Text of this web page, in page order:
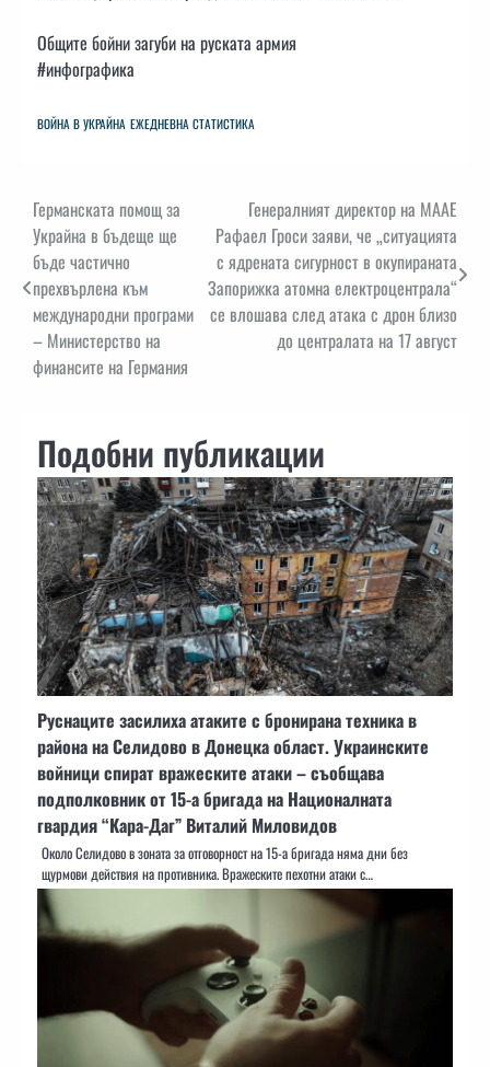
Общите бойни загуби на руската армия
#инфографика
ВОЙНА В УКРАЙНА ЕЖЕДНЕВНА СТАТИСТИКА
Навигация
Германската помощ за
Украйна в бъдеще ще
бъде частично
прехвърлена към
международни програми
– Министерство на
финансите на Германия
Генералният директор на МААЕ
Рафаел Гроси заяви, че „ситуацията
с ядрената сигурност в окупираната
Запорижка атомна електроцентрала“
се влошава след атака с дрон близо
до централата на 17 август
Подобни публикации
️Руснаците засилиха атаките с бронирана техника в
района на Селидово в Донецка област. Украинските
войници спират вражеските атаки – съобщава
подполковник от 15-а бригада на Националната
гвардия “Кара-Даг” Виталий Миловидов
Около Селидово в зоната за отговорност на 15-а бригада няма дни без
щурмови действия на противника. Вражеските пехотни атаки с…